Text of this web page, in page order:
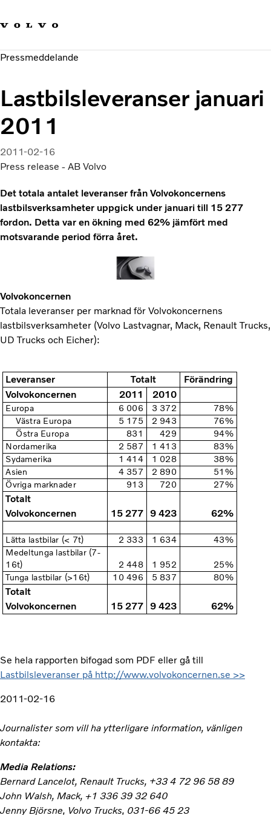
Hållbara transporter
Investerare
Pressmeddelande
Lastbilsleveranser januari
2011
2011-02-16
Press release - AB Volvo
Det totala antalet leveranser från Volvokoncernens
lastbilsverksamheter uppgick under januari till 15 277
fordon. Detta var en ökning med 62% jämfört med
motsvarande period förra året.
Volvokoncernen
Totala leveranser per marknad för Volvokoncernens
lastbilsverksamheter (Volvo Lastvagnar, Mack, Renault Trucks,
UD Trucks och Eicher):
Leveranser Totalt
Förändring
Volvokoncernen
2011 2010
Europa 6 006 3 372
78%
Västra Europa
5 175 2 943
76%
Östra Europa
831 429
94%
Nordamerika
2 587 1 413
83%
Sydamerika
1 414 1 028
38%
Asien
4 357 2 890
51%
Övriga marknader
913 720 27%
Totalt
Volvokoncernen
15 277 9 423 62%
Lätta lastbilar (< 7t) 2 333 1 634
43%
Medeltunga lastbilar (7-
16t)
2 448 1 952
25%
Tunga lastbilar (>16t)
10 496 5 837 80%
Totalt
Volvokoncernen
15 277 9 423 62%
Se hela rapporten bifogad som PDF eller gå till
Lastbilsleveranser på http://www.volvokoncernen.se >>
2011-02-16
Journalister som vill ha ytterligare information, vänligen
kontakta:
Media Relations:
Bernard Lancelot, Renault Trucks, +33 4 72 96 58 89
John Walsh, Mack, +1 336 39 32 640
Jenny Björsne, Volvo Trucks, 031-66 45 23